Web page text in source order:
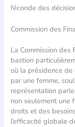
féconde des
Commission des
La Commission des
bastion
où la présidence de
par une femme,
représentation
non seulement une
droits et des
l’efficacité globale